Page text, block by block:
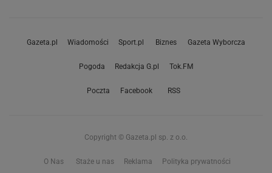
Gazeta.pl Wiadomości Sport.pl Biznes Gazeta Wyborcza
Pogoda Redakcja G.pl Tok.FM
Poczta Facebook RSS
Copyright © Gazeta.pl sp. z o.o.
O Nas Staże u nas Reklama Polityka prywatności